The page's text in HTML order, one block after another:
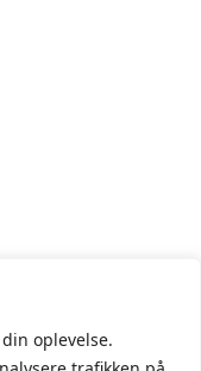
oplevelse.